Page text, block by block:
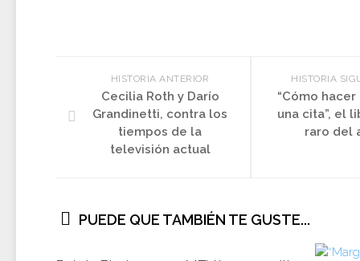
HISTORIA
“Cómo
una cita”, el
raro del
HISTORIA ANTERIOR
Cecilia Roth y Darío
Grandinetti, contra los
tiempos de la
televisión actual
PUEDE QUE TAMBIÉN TE GUSTE...